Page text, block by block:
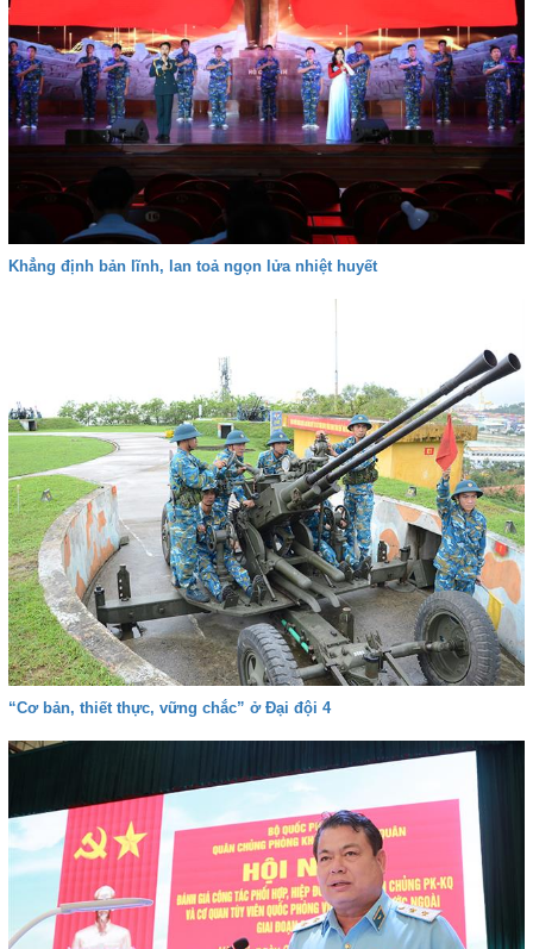
Khẳng định bản lĩnh, lan toả ngọn lửa nhiệt huyết
“Cơ bản, thiết thực, vững chắc” ở Đại đội 4